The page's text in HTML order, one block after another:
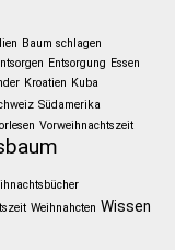
Baum schlagen
Entsorgung Essen
Kroatien Kuba
Südamerika
Vorweihnachtszeit
Weihnahcten Wissen